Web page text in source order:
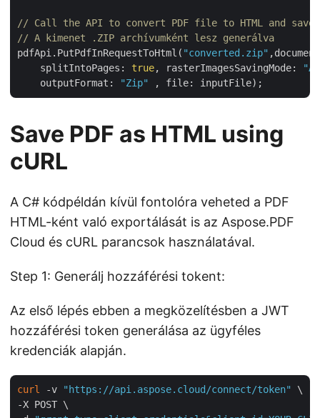
// Call the API to convert PDF file to HTML and
// A kimenet .ZIP archívumként lesz generálva
pdfApi.PutPdfInRequestToHtml( "converted.zip"
    splitIntoPages:
true, rasterImagesSavingMode:
    outputFormat:
"Zip"
Save PDF as HTML using
cURL
A C# kódpéldán kívül fontolóra veheted a PDF
HTML-ként való exportálását is az Aspose.PDF
Cloud és cURL parancsok használatával.
Step 1: Generálj hozzáférési tokent:
Az első lépés ebben a megközelítésben a JWT
hozzáférési token generálása az ügyféles
kredenciák alapján.
curl -v "https://api.aspose.cloud/connect/token"
\
-X POST \